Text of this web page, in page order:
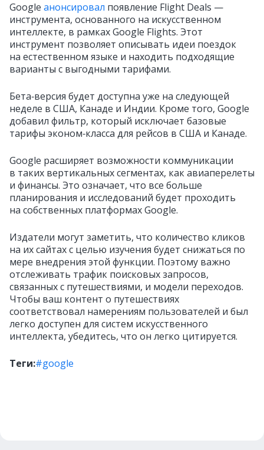
Google анонсировал появление Flight Deals —
инструмента, основанного на искусственном
интеллекте, в рамках Google Flights. Этот
инструмент позволяет описывать идеи поездок
на естественном языке и находить подходящие
варианты с выгодными тарифами.
Бета‑версия будет доступна уже на следующей
неделе в США, Канаде и Индии. Кроме того, Google
добавил фильтр, который исключает базовые
тарифы эконом‑класса для рейсов в США и Канаде.
Google расширяет возможности коммуникации
в таких вертикальных сегментах, как авиаперелеты
и финансы. Это означает, что все больше
планирования и исследований будет проходить
на собственных платформах Google.
Издатели могут заметить, что количество кликов
на их сайтах с целью изучения будет снижаться по
мере внедрения этой функции. Поэтому важно
отслеживать трафик поисковых запросов,
связанных с путешествиями, и модели переходов.
Чтобы ваш контент о путешествиях
соответствовал намерениям пользователей и был
легко доступен для систем искусственного
интеллекта, убедитесь, что он легко цитируется.
Теги:#google